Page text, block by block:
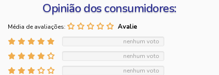
Opinião dos consumidores:
Média de avaliações:
nenhum voto
nenhum voto
nenhum voto